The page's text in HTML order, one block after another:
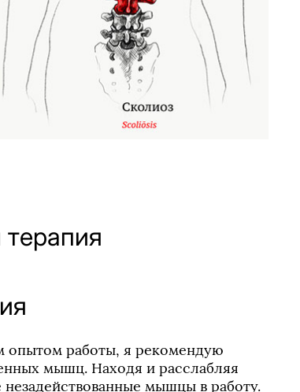
опытом работы, я рекомендую
мышц. Находя и расслабляя
мышцы в работу.